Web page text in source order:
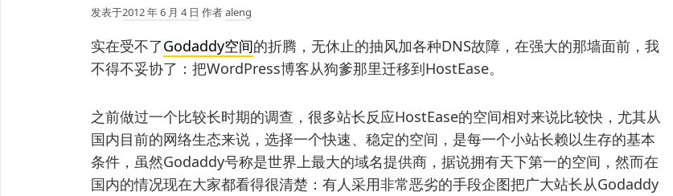
发表于2012 年 6 月 4 日 作者aleng
实在受不了Godaddy空间的折腾，无休止的抽风加各种DNS故障，在强大的那墙面前，我
不得不妥协了：把WordPress博客从狗爹那里迁移到HostEase。
之前做过一个比较长时期的调查，很多站长反应HostEase的空间相对来说比较快，尤其从
国内目前的网络生态来说，选择一个快速、稳定的空间，是每一个小站长赖以生存的基本
条件，虽然Godaddy号称是世界上最大的域名提供商，据说拥有天下第一的空间，然而在
国内的情况现在大家都看得很清楚：有人采用非常恶劣的手段企图把广大站长从Godaddy